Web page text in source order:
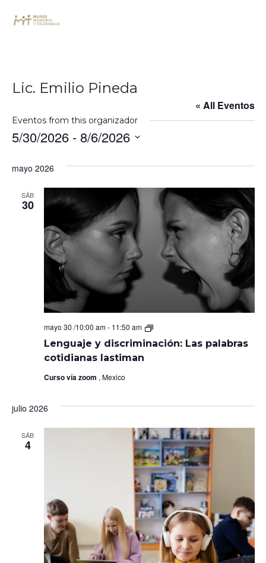
Lic. Emilio Pineda
« All Eventos
Eventos from this organizador
5/30/2026 - 8/6/2026
fecha.
mayo 2026
SÁB
30
Lenguaje y discriminación: Las palabras
cotidianas lastiman
mayo 30 /10:00 am- 11:50 am
Lenguaje
discriminación:
Curso vía zoom , Mexico
julio 2026
SÁB
4